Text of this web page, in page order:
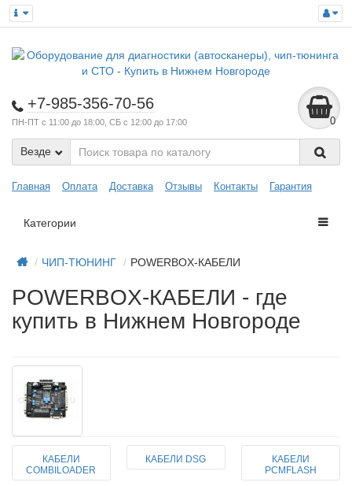
+7-985-356-70-56
ПН-ПТ с 11:00 до 18:00, СБ с 12:00 до 17:00 0
Везде
Главная Оплата Доставка Отзывы Контакты Гарантия
Категории
ЧИП-ТЮНИНГ POWERBOX-КАБЕЛИ
POWERBOX-КАБЕЛИ - где
купить в Нижнем Новгороде
КАБЕЛИ
COMBILOADER
КАБЕЛИ DSG
КАБЕЛИ
PCMFLASH